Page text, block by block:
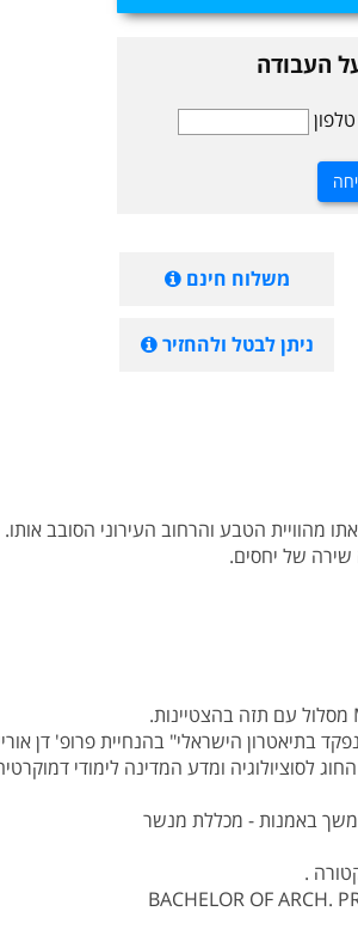
העבודה
טלפון
משלוח חינם
ניתן לבטל ולהחזיר
מהוויית הטבע והרחוב העירוני הסובב
של יחסים.
הישראלי" בהנחיית פרופ' דן
ומדע המדינה לימודי
BACHELOR OF ARCH.